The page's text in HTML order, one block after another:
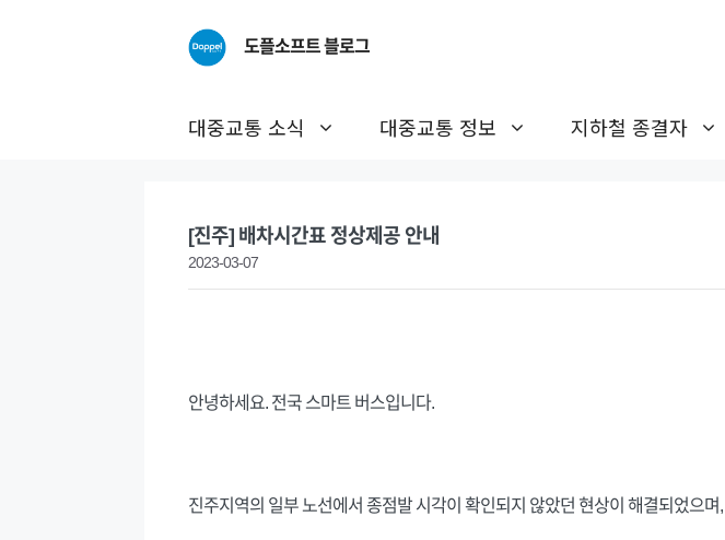
도플소프트 블로그
대중교통 소식 대중교통 정보 지하철 종결자
[진주] 배차시간표 정상제공 안내
2023-03-07
안녕하세요. 전국 스마트 버스입니다.
진주지역의 일부 노선에서 종점발 시각이 확인되지 않았던 현상이 해결되었으며,